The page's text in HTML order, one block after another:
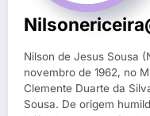
Nilson de Jesus Sousa
novembro de 1962, no
Clemente Duarte da
Sousa. De origem